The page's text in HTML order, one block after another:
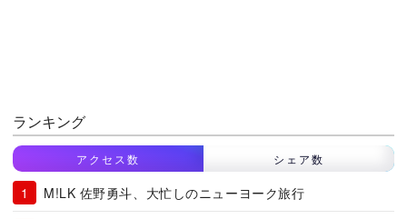
ランキング
アクセス数 シェア数
M!LK 佐野勇斗、大忙しのニューヨーク旅行